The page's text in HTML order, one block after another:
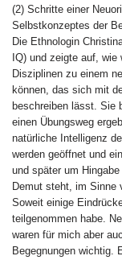
(2) Schritte einer
Selbstkonzeptes der
Die Ethnologin
IQ) und zeigte auf,
Disziplinen zu einem
können, das sich mit
beschreiben lässt. Sie
einen Übungsweg
natürliche Intelligenz
werden geöffnet und
und später um
Demut steht, im Sinne
Soweit einige
teilgenommen habe.
waren für mich aber
Begegnungen wichtig.